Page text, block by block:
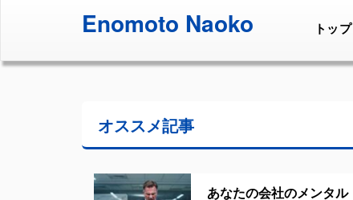
Enomoto Naoko トップ
オススメ記事
あなたの会社のメンタル